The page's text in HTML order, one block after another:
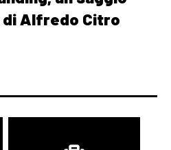
Alfredo Citro